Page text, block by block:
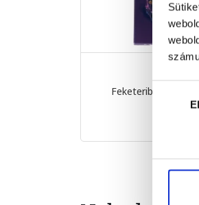
Feketeribizli
1